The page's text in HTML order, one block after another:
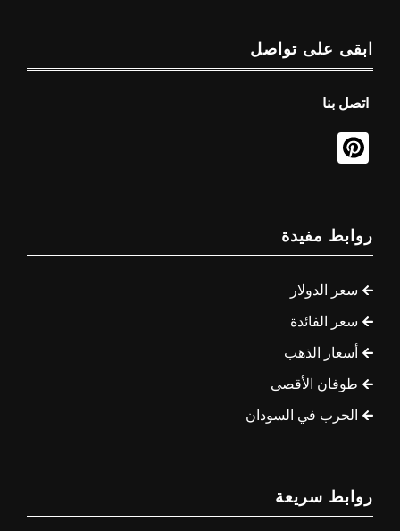
ابقى على تواصل
اتصل بنا
روابط مفيدة
سعر الدولار
سعر الفائدة
أسعار الذهب
طوفان الأقصى
الحرب في السودان
روابط سريعة